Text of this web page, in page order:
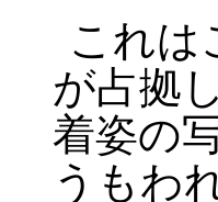
これは
が占拠
着姿の
うもわ